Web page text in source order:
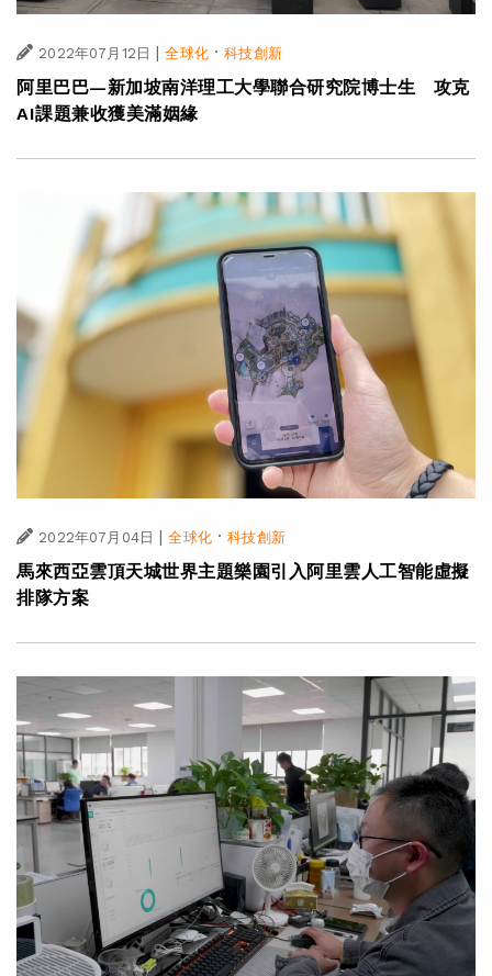
2022年07月12日 全球化·科技創新
阿里巴巴—新加坡南洋理工大學聯合研究院博士生 攻克
AI課題兼收獲美滿姻緣
2022年07月04日 全球化·科技創新
馬來西亞雲頂天城世界主題樂園引入阿里雲人工智能虛擬
排隊方案